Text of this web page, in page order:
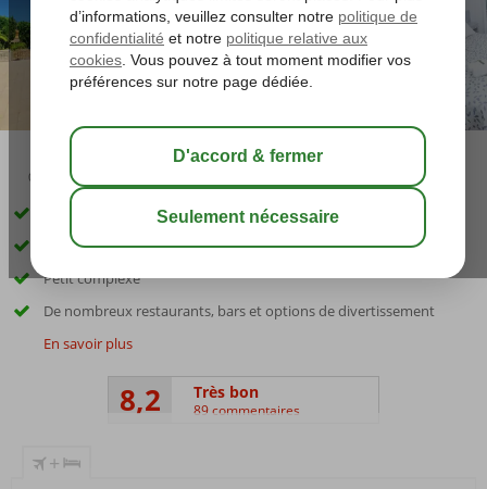
02:50 sauver
Au centre de Gouvia
À environ 300 mètres de la plage
Petit complexe
De nombreux restaurants, bars et options de divertissement
En savoir plus
8,2 Très bon
89 commentaires
+